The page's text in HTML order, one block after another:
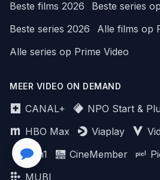
Beste films 2026
Beste series
Beste series 2026
Alle films op
Alle series op Prime Video
MEER VIDEO ON DEMAND
CANAL+ NPO Start &
HBO Max
Viaplay
Film1
CineMember
MUBI